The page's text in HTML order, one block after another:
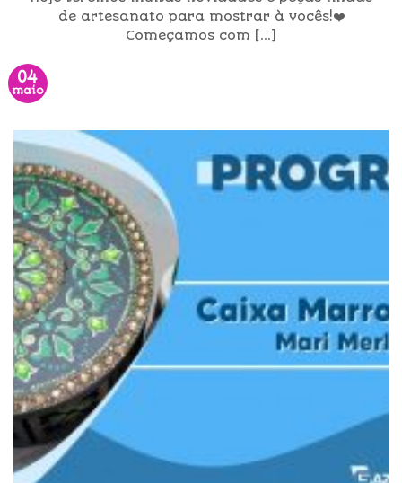
de artesanato para mostrar à vocês!❤️
Começamos com [...]
04
maio